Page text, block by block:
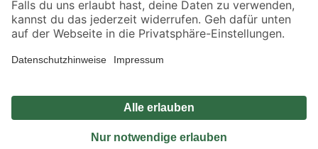
Alle Preisangaben in EUR inkl. gesetzl. MwSt.. Die dargestellten Angebote sind unter
Umständen nicht in allen Märkten verfügbar. Die angegebenen Verfügbarkeiten beziehen
Produkte nur solange der Vorrat reicht.
*Paketversand ab 59 € versandkostenfrei, gilt nicht für Artikel mit Speditionsversand, hier
Privatsphäre Impressum
Nutzungsbedingungen
Widerrufsrecht
Vertrag widerrufen